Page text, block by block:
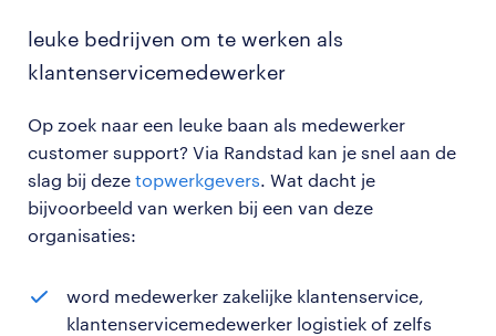
leuke bedrijven om te werken als
klantenservicemedewerker
Op zoek naar een leuke baan als medewerker
customer support? Via Randstad kan je snel aan de
slag bij deze topwerkgevers. Wat dacht je
bijvoorbeeld van werken bij een van deze
organisaties:
word medewerker zakelijke klantenservice,
klantenservicemedewerker logistiek of zelfs